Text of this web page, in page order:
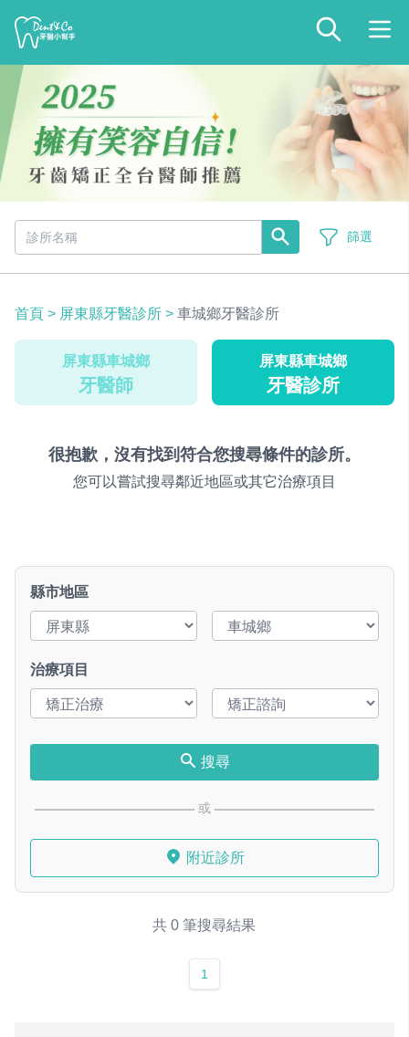
篩選
首頁 > 屏東縣牙醫診所 > 車城鄉牙醫診所
屏東縣車城鄉
牙醫師
屏東縣車城鄉
牙醫診所
很抱歉，沒有找到符合您搜尋條件的診所。
您可以嘗試搜尋鄰近地區或其它治療項目
縣市地區
治療項目
搜尋
或
附近診所
共 0 筆搜尋結果
1